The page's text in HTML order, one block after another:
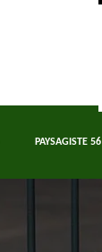
PAYSAGISTE 56